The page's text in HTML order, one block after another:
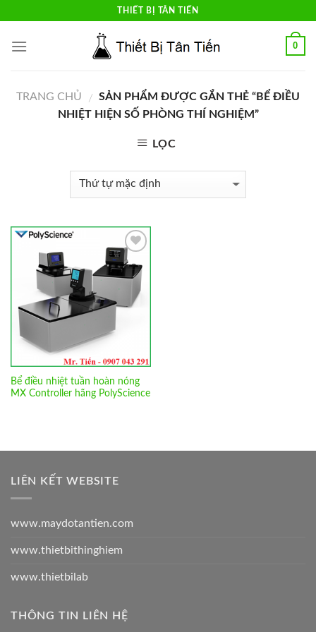
content
THIẾT BỊ TÂN TIẾN
0
TRANG CHỦ / SẢN PHẨM ĐƯỢC GẮN THẺ “BỂ ĐIỀU
NHIỆT HIỆN SỐ PHÒNG THÍ NGHIỆM”
LỌC
Add to
Wishlist
Bể điều nhiệt tuần hoàn nóng
MX Controller hãng PolyScience
LIÊN KẾT WEBSITE
www.maydotantien.com
www.thietbithinghiem
www.thietbilab
THÔNG TIN LIÊN HỆ